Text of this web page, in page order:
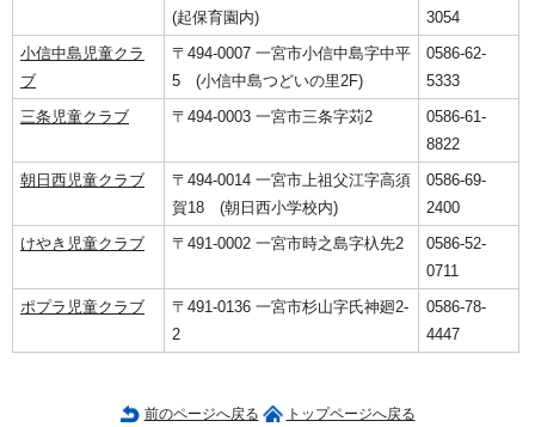
(起保育園内)
3054
小信中島児童クラ
ブ
〒494-0007 一宮市小信中島字中平
5 (小信中島つどいの里2F)
0586-62-
5333
三条児童クラブ
〒494-0003 一宮市三条字苅2
0586-61-
8822
朝日西児童クラブ
〒494-0014 一宮市上祖父江字高須
賀18 (朝日西小学校内)
0586-69-
2400
けやき児童クラブ
〒491-0002 一宮市時之島字杁先2
0586-52-
0711
ポプラ児童クラブ
〒491-0136 一宮市杉山字氏神廻2-
2
0586-78-
4447
前のページへ戻る トップページへ戻る